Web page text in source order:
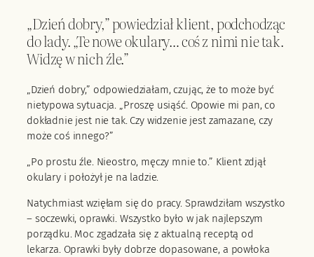
„Dzień dobry,” powiedział klient, podchodząc
do lady. „Te nowe okulary… coś z nimi nie tak.
Widzę w nich źle.”
„Dzień dobry,” odpowiedziałam, czując, że to może być
nietypowa sytuacja. „Proszę usiąść. Opowie mi pan, co
dokładnie jest nie tak. Czy widzenie jest zamazane, czy
może coś innego?”
„Po prostu źle. Nieostro, męczy mnie to.” Klient zdjął
okulary i położył je na ladzie.
Natychmiast wzięłam się do pracy. Sprawdziłam wszystko
– soczewki, oprawki. Wszystko było w jak najlepszym
porządku. Moc zgadzała się z aktualną receptą od
lekarza. Oprawki były dobrze dopasowane, a powłoka